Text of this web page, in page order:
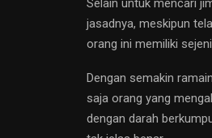
jasadnya, meskipun
orang ini memiliki
Dengan semakin
saja orang yang
dengan darah